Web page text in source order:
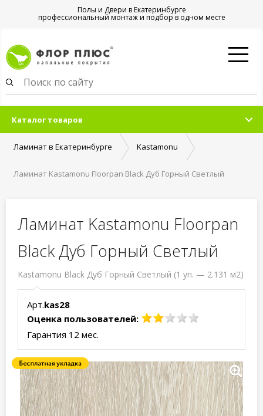
Полы и Двери в Екатеринбурге
профессиональный монтаж и подбор в одном месте
Каталог товаров
Ламинат в Екатеринбурге Kastamonu
Ламинат Kastamonu Floorpan Black Дуб Горный Светлый
Ламинат Kastamonu Floorpan
Black Дуб Горный Светлый
Kastamonu Black Дуб Горный Светлый (1 уп. — 2.131 м2)
Арт.kas28
Оценка пользователей:
Гарантия 12 мес.